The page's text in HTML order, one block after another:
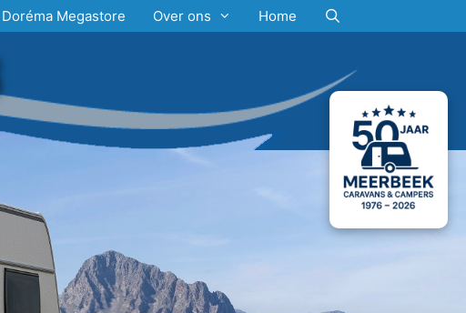
Doréma Megastore Over ons Home